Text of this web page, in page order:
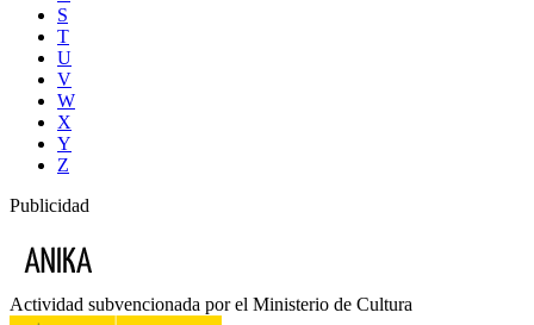
S
T
U
V
W
X
Y
Z
Publicidad
Actividad subvencionada por el Ministerio de Cultura